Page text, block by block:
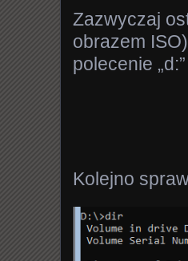
Zazwyczaj
obrazem
polecenie „d:”
Kolejno